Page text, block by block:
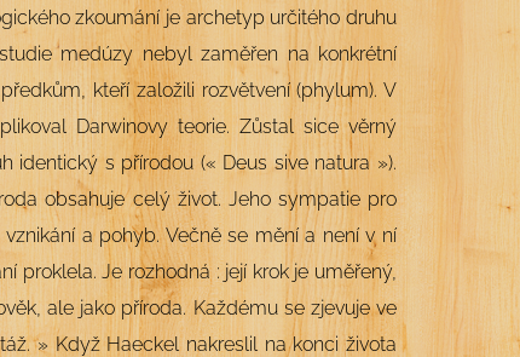
zkoumání je archetyp určitého druhu
medúzy nebyl zaměřen na konkrétní
kteří založili rozvětvení (phylum). V
Darwinovy teorie. Zůstal sice věrný
identický s přírodou (« Deus sive natura »).
obsahuje celý život. Jeho sympatie pro
a pohyb. Večně se mění a není v ní
proklela. Je rozhodná : její krok je uměřený,
ale jako příroda.Každému se zjevuje ve
» Když Haeckel nakreslil na konci života